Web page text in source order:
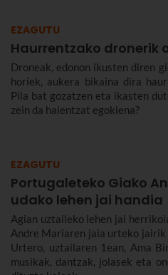
EZAGUTU
Haurrentzako dronerik
Droneak, edonon ikusten diren
horiek, aukera bikaina dira
Pila bat gozatzen eta ikasten
zein da haientzat egokiena?
EZAGUTU
Portugaleteko Giako
udako lehen jai handia
Agian uztaileko lehen jai
Andre Mariaren jaia urteko
Urtero, uztailaren 1ean, Ama
musikak, dantzak, jolasek eta